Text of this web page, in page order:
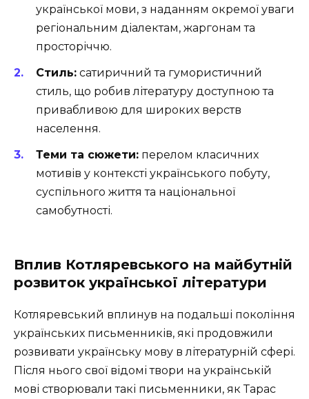
української мови, з наданням окремої уваги
регіональним діалектам, жаргонам та
просторіччю.
Стиль: сатиричний та гумористичний
стиль, що робив літературу доступною та
привабливою для широких верств
населення.
Теми та сюжети: перелом класичних
мотивів у контексті українського побуту,
суспільного життя та національної
самобутності.
Вплив Котляревського на майбутній
розвиток української літератури
Котляревський вплинув на подальші покоління
українських письменників, які продовжили
розвивати українську мову в літературній сфері.
Після нього свої відомі твори на українській
мові створювали такі письменники, як Тарас